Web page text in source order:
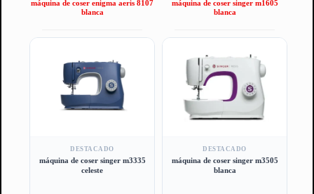
máquina de coser enigma aeris 8107
blanca
máquina de coser singer m1605
blanca
DESTACADO
máquina de coser singer m3335
celeste
DESTACADO
máquina de coser singer m3505
blanca